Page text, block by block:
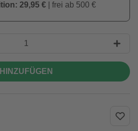
29,95 € | frei ab 500 €
HINZUFÜGEN